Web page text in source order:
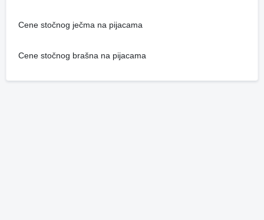
Cene stočnog ječma na pijacama
Cene stočnog brašna na pijacama